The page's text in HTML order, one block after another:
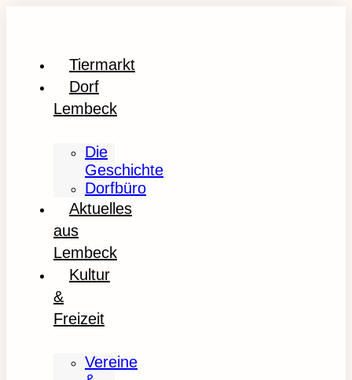
Tiermarkt
Dorf
Lembeck
Die
Geschichte
Dorfbüro
Aktuelles
aus
Lembeck
Kultur
&
Freizeit
Vereine